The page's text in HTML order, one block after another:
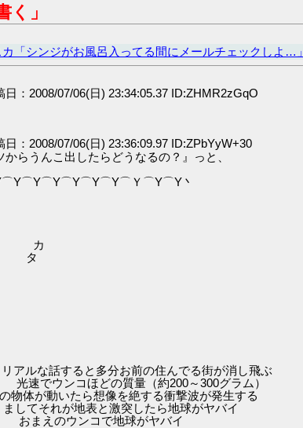
」
カ「シンジがお風呂入ってる間にメールチェックしよ…」
日：2008/07/06(日) 23:34:05.37 ID:ZHMR2zGqO
日：2008/07/06(日) 23:36:09.97 ID:ZPbYyW+30
したらどうなるの？』っと、
Ｙ⌒Y⌒Y丶
タ
お前の住んでる街が消し飛ぶ
どの質量（約200～300グラム）
動いたら想像を絶する衝撃波が発生する
と激突したら地球がヤバイ
コで地球がヤバイ